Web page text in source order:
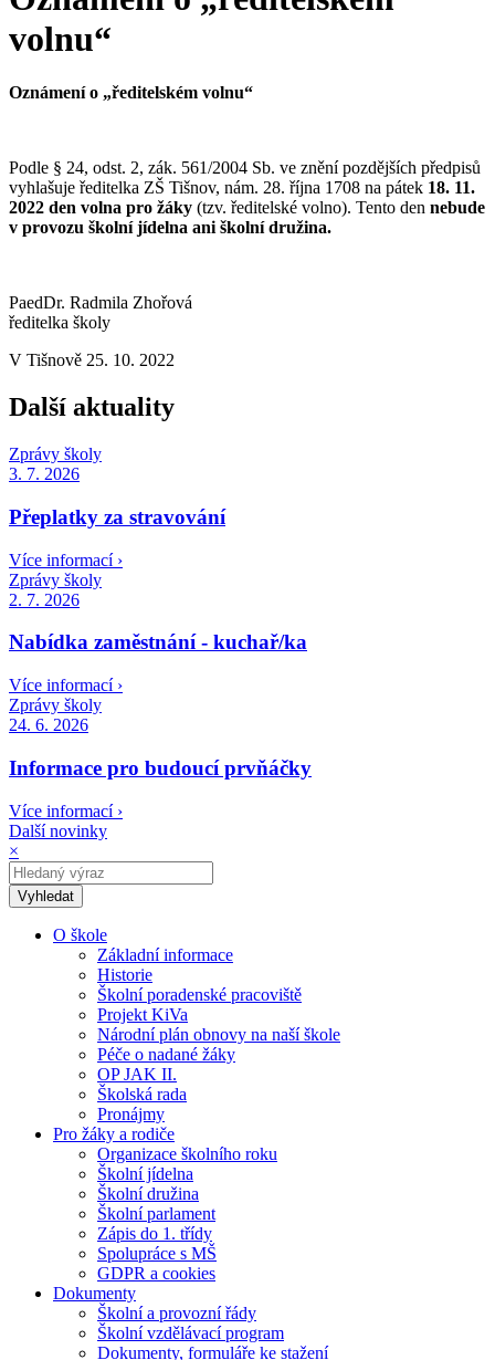
volnu“
Oznámení o „ředitelském volnu“
Podle § 24, odst. 2, zák. 561/2004 Sb. ve znění pozdějších předpisů
vyhlašuje ředitelka ZŠ Tišnov, nám. 28. října 1708 na pátek 18. 11.
2022 den volna pro žáky (tzv. ředitelské volno). Tento den nebude
v provozu školní jídelna ani školní družina.
PaedDr. Radmila Zhořová
ředitelka školy
V Tišnově 25. 10. 2022
Další aktuality
Zprávy školy
3. 7. 2026
Přeplatky za stravování
Více informací ›
Zprávy školy
2. 7. 2026
Nabídka zaměstnání - kuchař/ka
Více informací ›
Zprávy školy
24. 6. 2026
Informace pro budoucí prvňáčky
Více informací ›
Další novinky
×
O škole
Základní informace
Historie
Školní poradenské pracoviště
Projekt KiVa
Národní plán obnovy na naší škole
Péče o nadané žáky
OP JAK II.
Školská rada
Pronájmy
Pro žáky a rodiče
Organizace školního roku
Školní jídelna
Školní družina
Školní parlament
Zápis do 1. třídy
Spolupráce s MŠ
GDPR a cookies
Dokumenty
Školní a provozní řády
Školní vzdělávací program
Dokumenty, formuláře ke stažení